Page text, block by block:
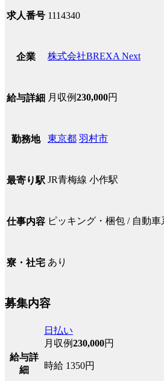
求人番号 1114340
企業 株式会社BREXA Next
給与詳細 月収例230,000円
勤務地 東京都 羽村市
最寄り駅 JR青梅線 小作駅
仕事内容 ピッキング・梱包 / 自動車
寮・社宅 あり
募集内容
給与詳
細
日払い
月収例230,000円
時給 1350円